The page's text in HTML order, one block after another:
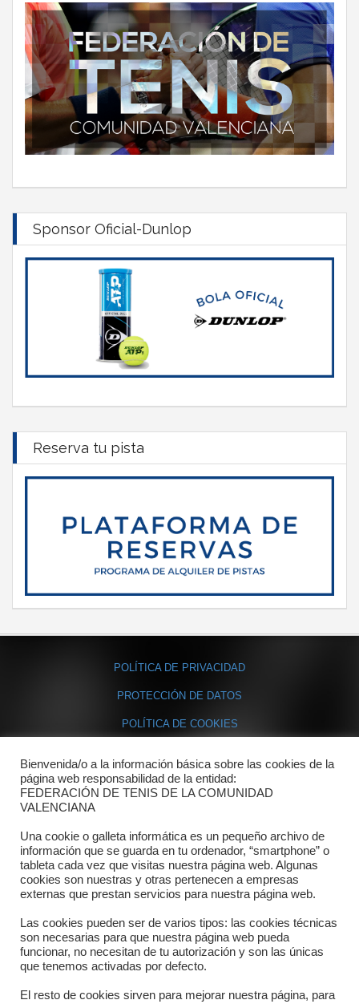
Sponsor Oficial-Dunlop
Reserva tu pista
POLÍTICA DE PRIVACIDAD
PROTECCIÓN DE DATOS
POLÍTICA DE COOKIES
Contacto
Dónde estamos
Directorio departamentos
Horario
Formulario de contacto
Bienvenida/o a la información básica sobre las cookies de la
página web responsabilidad de la entidad:
FEDERACIÓN DE TENIS DE LA COMUNIDAD
VALENCIANA
Una cookie o galleta informática es un pequeño archivo de
información que se guarda en tu ordenador, “smartphone” o
tableta cada vez que visitas nuestra página web. Algunas
cookies son nuestras y otras pertenecen a empresas
externas que prestan servicios para nuestra página web.
Las cookies pueden ser de varios tipos: las cookies técnicas
son necesarias para que nuestra página web pueda
funcionar, no necesitan de tu autorización y son las únicas
que tenemos activadas por defecto.
El resto de cookies sirven para mejorar nuestra página, para